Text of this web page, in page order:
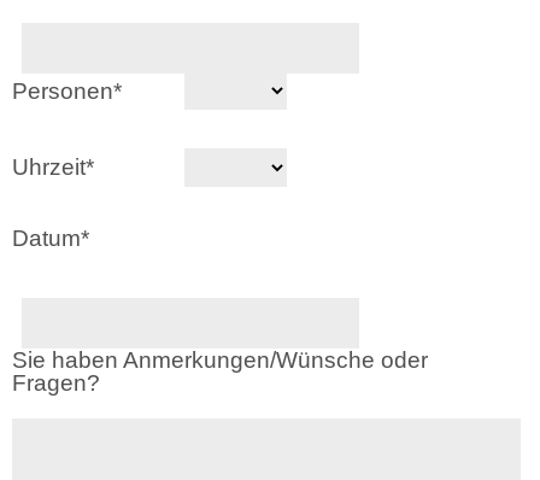
Personen*
Uhrzeit*
Datum*
Sie haben Anmerkungen/Wünsche oder
Fragen?